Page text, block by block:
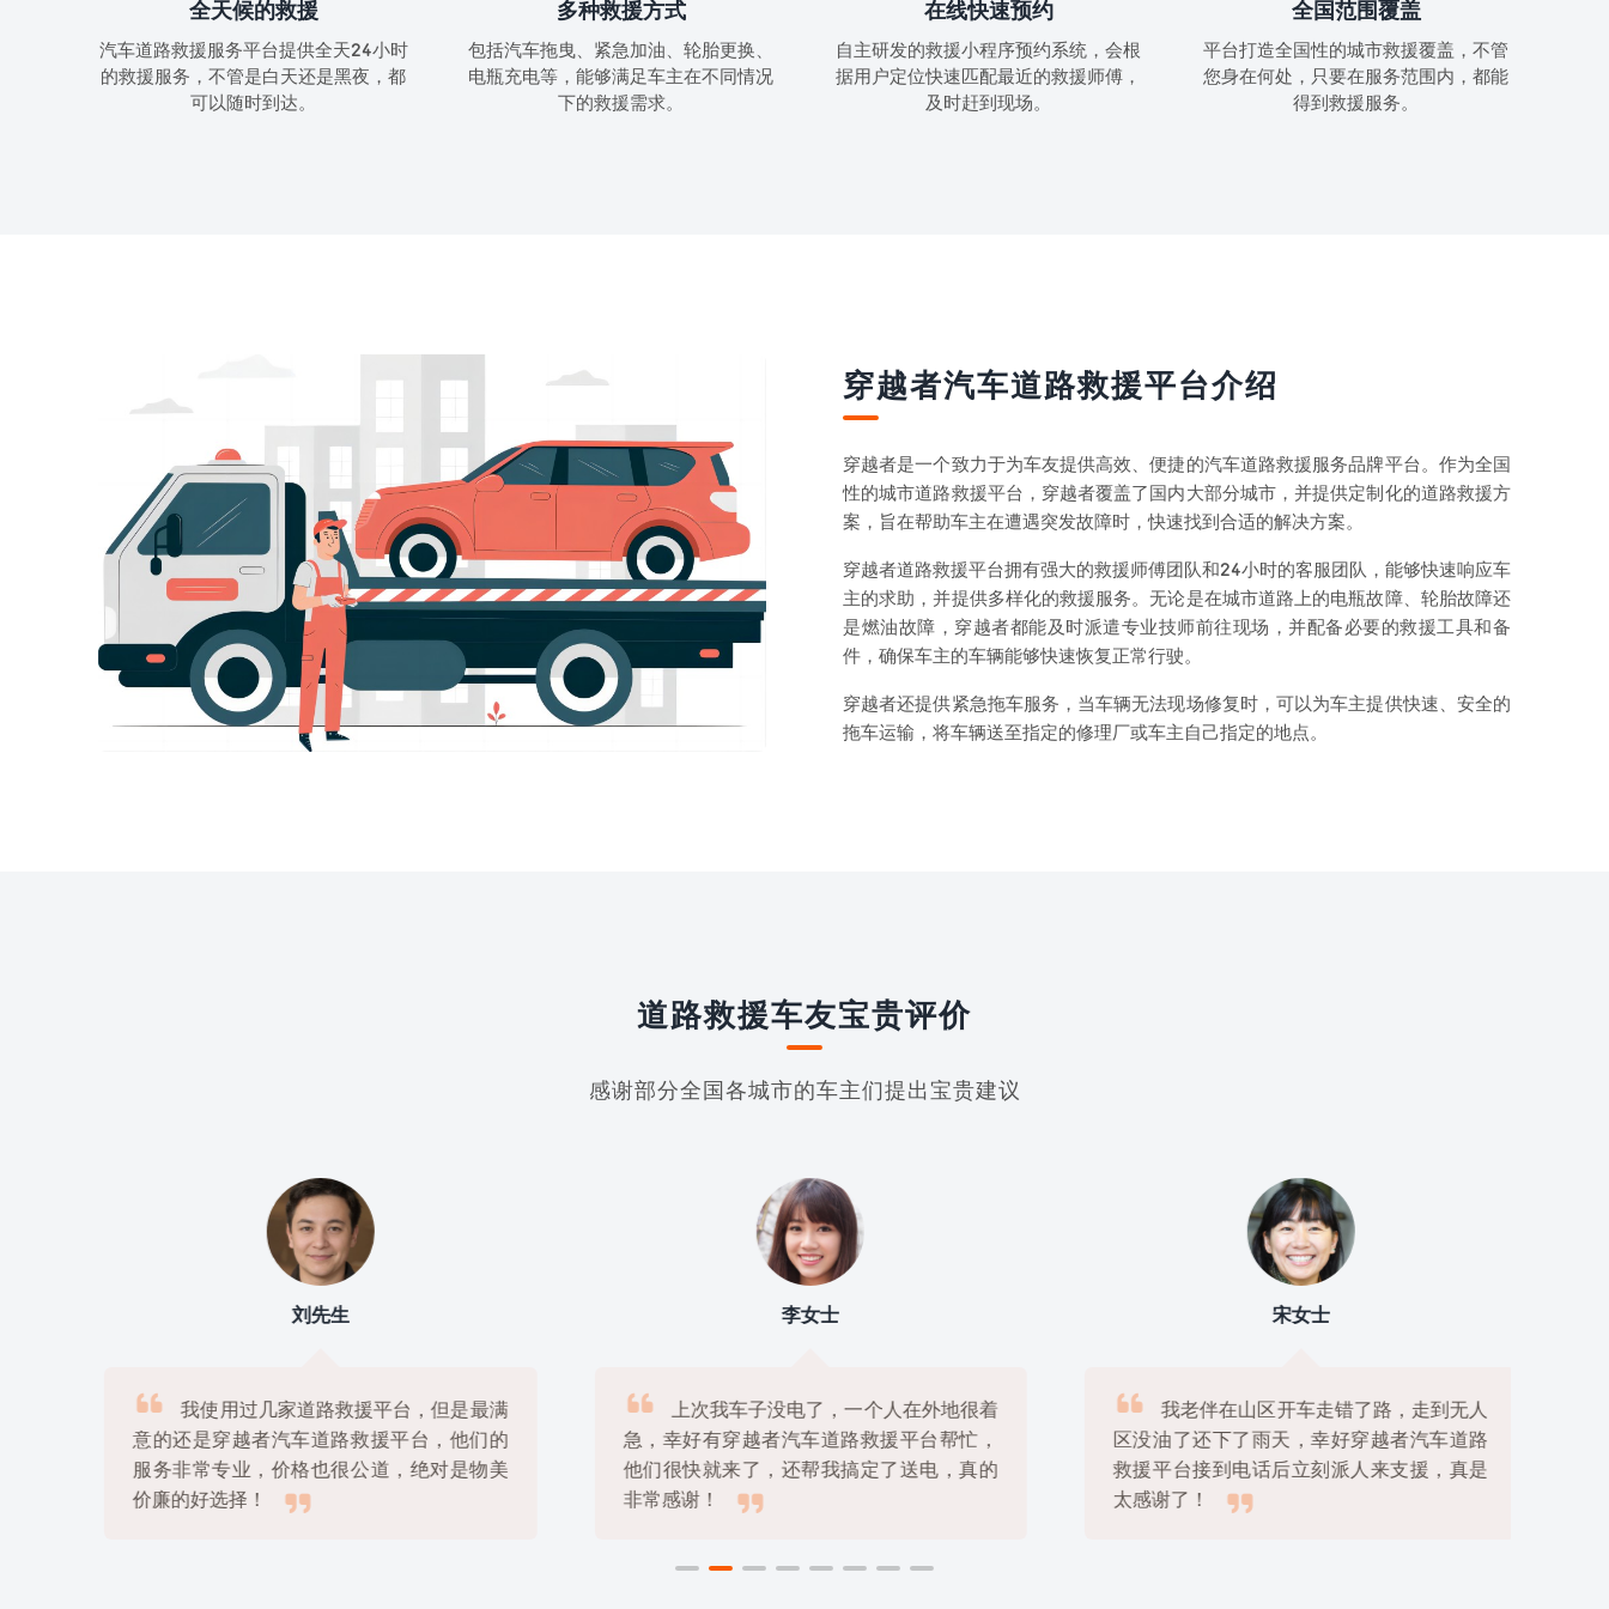
全天候的救援
汽车道路救援服务平台提供全天24小时
的救援服务，不管是白天还是黑夜，都
可以随时到达。
多种救援方式
包括汽车拖曳、紧急加油、轮胎更换、
电瓶充电等，能够满足车主在不同情况
下的救援需求。
在线快速预约
自主研发的救援小程序预约系统，会根
据用户定位快速匹配最近的救援师傅，
及时赶到现场。
全国范围覆盖
平台打造全国性的城市救援覆盖，不管
您身在何处，只要在服务范围内，都能
得到救援服务。
穿越者汽车道路救援平台介绍
穿越者是一个致力于为车友提供高效、便捷的汽车道路救援服务品牌平台。作为全国
性的城市道路救援平台，穿越者覆盖了国内大部分城市，并提供定制化的道路救援方
案，旨在帮助车主在遭遇突发故障时，快速找到合适的解决方案。
穿越者道路救援平台拥有强大的救援师傅团队和24小时的客服团队，能够快速响应车
主的求助，并提供多样化的救援服务。无论是在城市道路上的电瓶故障、轮胎故障还
是燃油故障，穿越者都能及时派遣专业技师前往现场，并配备必要的救援工具和备
件，确保车主的车辆能够快速恢复正常行驶。
穿越者还提供紧急拖车服务，当车辆无法现场修复时，可以为车主提供快速、安全的
拖车运输，将车辆送至指定的修理厂或车主自己指定的地点。
道路救援车友宝贵评价
感谢部分全国各城市的车主们提出宝贵建议
刘先生

我使用过几家道路救援平台，但是最满
意的还是穿越者汽车道路救援平台，他们的
服务非常专业，价格也很公道，绝对是物美
价廉的好选择！

李女士

上次我车子没电了，一个人在外地很着
急，幸好有穿越者汽车道路救援平台帮忙，
他们很快就来了，还帮我搞定了送电，真的
非常感谢！

宋女士

我老伴在山区开车走错了路，走到无人
区没油了还下了雨天，幸好穿越者汽车道路
救援平台接到电话后立刻派人来支援，真是
太感谢了！
